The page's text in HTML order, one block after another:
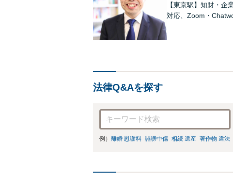
【東京駅】知財・企
対応、Zoom・
法律Q&Aを探す
例） 離婚 慰謝料 誹謗中傷 相続 遺産 著作物 違法